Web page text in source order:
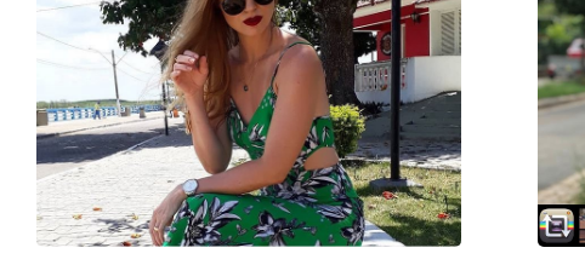
Marke:
Carrera
Verwendung:
Mode
Code:
Hot65 146 JO 63